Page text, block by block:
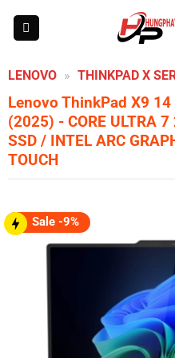
LENOVO » THINKPAD X
Lenovo ThinkPad X9
(2025) - CORE ULTRA
SSD / INTEL ARC
TOUCH
Sale -9%